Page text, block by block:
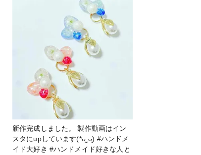
新作完成しました。 製作動画はイン
スタにupしています(*ᴗ͈ˬᴗ͈) #ハンドメ
イド大好き #ハンドメイド好きな人と